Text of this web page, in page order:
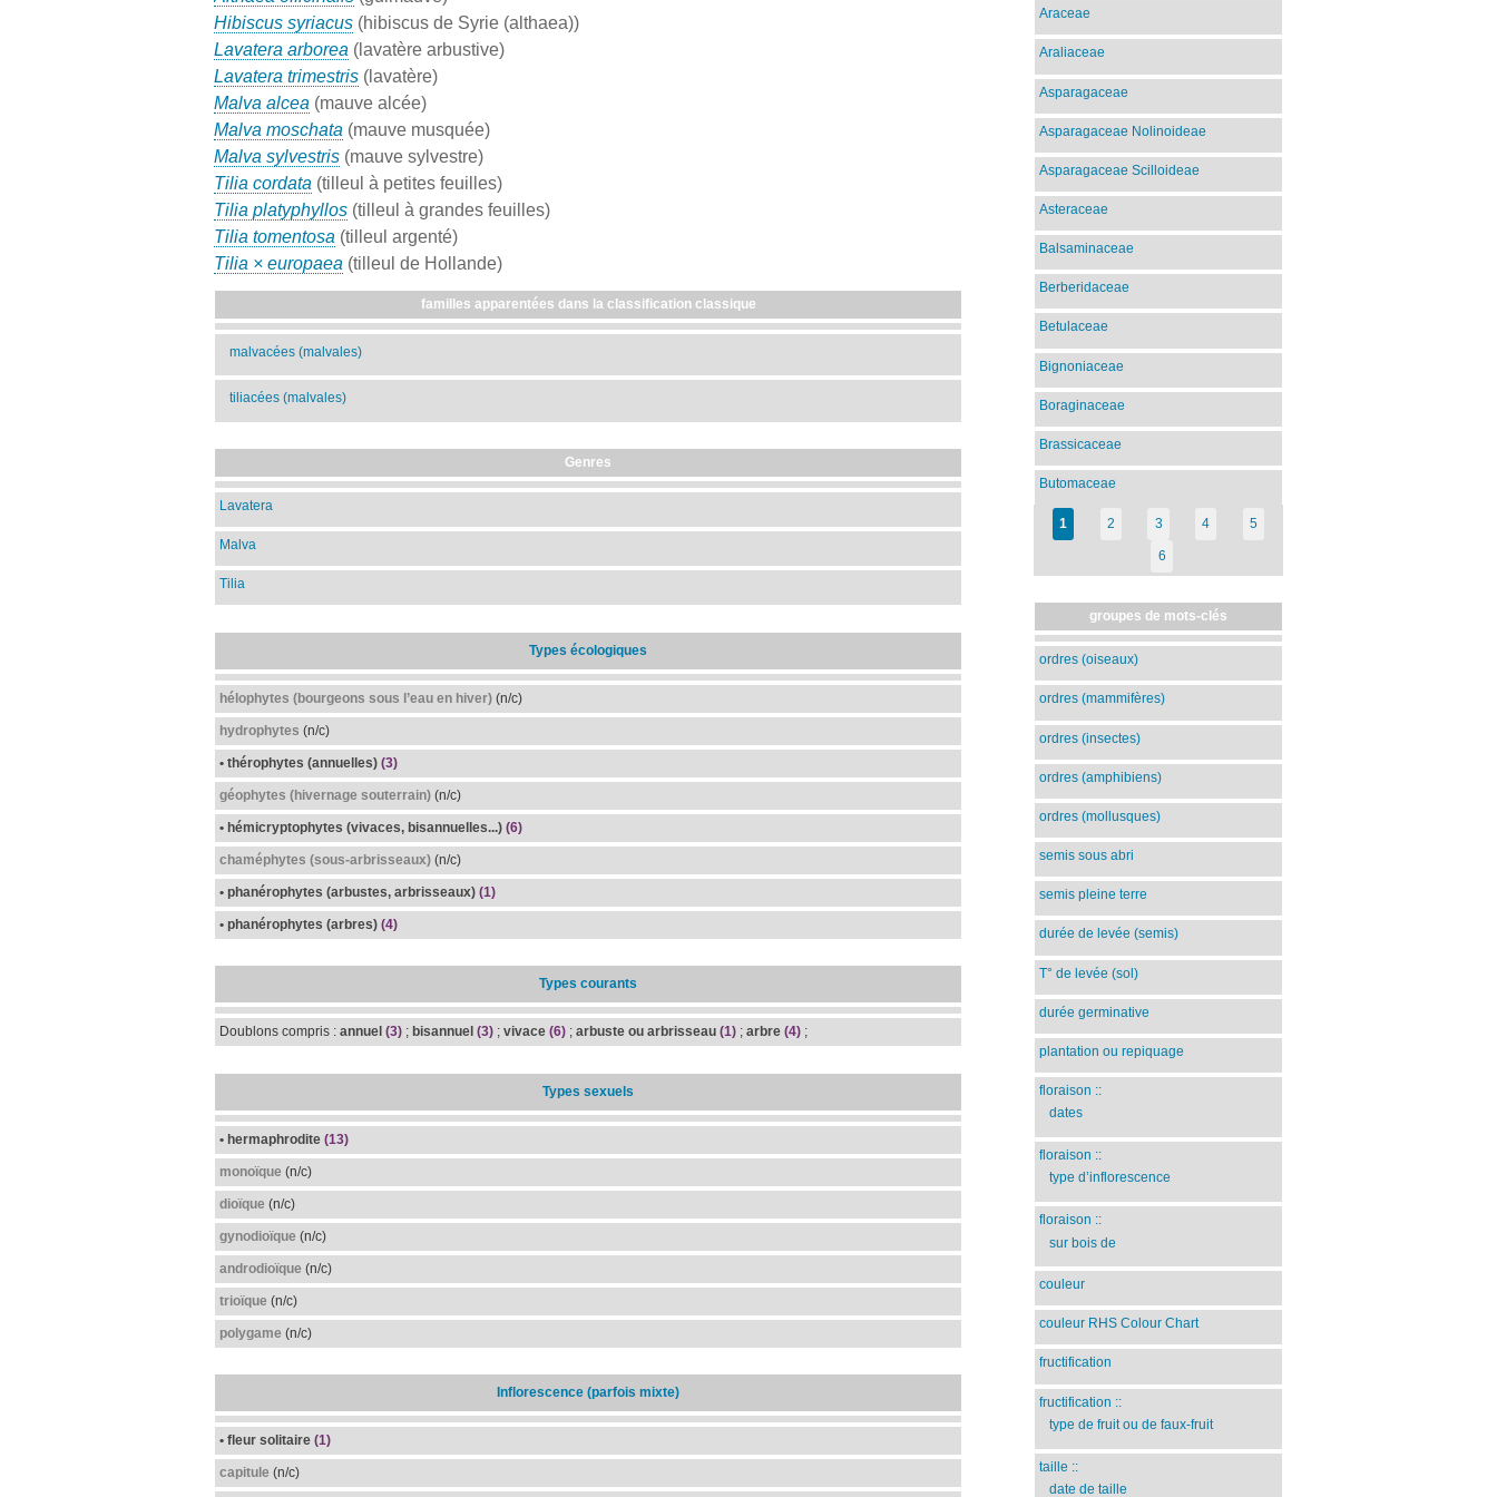
Hibiscus syriacus (hibiscus de Syrie (althaea))
Lavatera arborea (lavatère arbustive)
Lavatera trimestris (lavatère)
Malva alcea (mauve alcée)
Malva moschata (mauve musquée)
Malva sylvestris (mauve sylvestre)
Tilia cordata (tilleul à petites feuilles)
Tilia platyphyllos (tilleul à grandes feuilles)
Tilia tomentosa (tilleul argenté)
Tilia × europaea (tilleul de Hollande)
familles apparentées dans la classification classique
malvacées (malvales)
tiliacées (malvales)
Genres
Lavatera
Malva
Tilia
Types écologiques
hélophytes (bourgeons sous l’eau en hiver) (n/c)
hydrophytes (n/c)
• thérophytes (annuelles) (3)
géophytes (hivernage souterrain) (n/c)
• hémicryptophytes (vivaces, bisannuelles...) (6)
chaméphytes (sous-arbrisseaux) (n/c)
• phanérophytes (arbustes, arbrisseaux) (1)
• phanérophytes (arbres) (4)
Types courants
Doublons compris : annuel (3) ; bisannuel (3) ; vivace (6) ; arbuste ou arbrisseau (1) ; arbre (4) ;
Types sexuels
• hermaphrodite (13)
monoïque (n/c)
dioïque (n/c)
gynodioïque (n/c)
androdioïque (n/c)
trioïque (n/c)
polygame (n/c)
Inflorescence (parfois mixte)
• fleur solitaire (1)
capitule (n/c)
Araceae
Araliaceae
Asparagaceae
Asparagaceae Nolinoideae
Asparagaceae Scilloideae
Asteraceae
Balsaminaceae
Berberidaceae
Betulaceae
Bignoniaceae
Boraginaceae
Brassicaceae
Butomaceae
1 2 3 4 5
6
groupes de mots-clés
ordres (oiseaux)
ordres (mammifères)
ordres (insectes)
ordres (amphibiens)
ordres (mollusques)
semis sous abri
semis pleine terre
durée de levée (semis)
T° de levée (sol)
durée germinative
plantation ou repiquage
floraison ::
dates
floraison ::
type d’inflorescence
floraison ::
sur bois de
couleur
couleur RHS Colour Chart
fructification
fructification ::
type de fruit ou de faux-fruit
taille ::
date de taille